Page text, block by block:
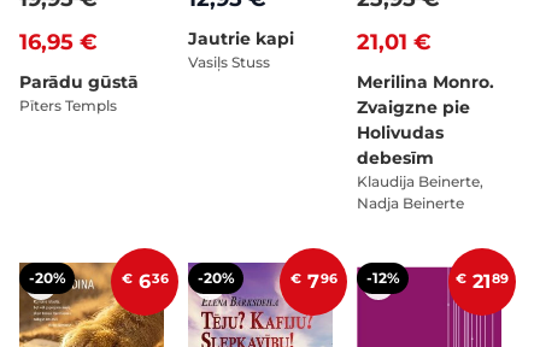
16,95 €
Parādu gūstā
Pīters Templs
Jautrie kapi
Vasiļs Stuss
21,01 €
Merilina Monro.
Zvaigzne pie
Holivudas
debesīm
Klaudija Beinerte,
Nadja Beinerte
-20% € 636 -20% € 796 -12% € 2189